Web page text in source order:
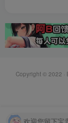
Copyright © 2022 ·
欢迎您留下宝